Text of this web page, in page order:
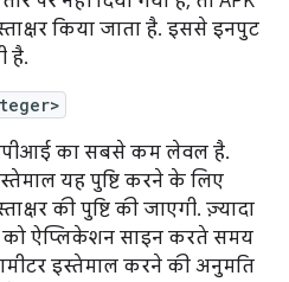
किया जाता है. इससे इनपुट
है.
का सबसे कम लेवल है.
यह पुष्टि करने के लिए
की पुष्टि की जाएगी. ज़्यादा
ऐप्लिकेशन साइन करते समय
इस्तेमाल करने की अनुमति